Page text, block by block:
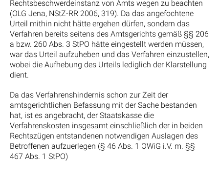
Rechtsbeschwerdeinstanz von Amts wegen zu beachten
(OLG Jena, NStZ-RR 2006, 319). Da das angefochtene
Urteil mithin nicht hätte ergehen dürfen, sondern das
Verfahren bereits seitens des Amtsgerichts gemäß §§ 206
a bzw. 260 Abs. 3 StPO hätte eingestellt werden müssen,
war das Urteil aufzuheben und das Verfahren einzustellen,
wobei die Aufhebung des Urteils lediglich der Klarstellung
dient.
Da das Verfahrenshindernis schon zur Zeit der
amtsgerichtlichen Befassung mit der Sache bestanden
hat, ist es angebracht, der Staatskasse die
Verfahrenskosten insgesamt einschließlich der in beiden
Rechtszügen entstandenen notwendigen Auslagen des
Betroffenen aufzuerlegen (§ 46 Abs. 1 OWiG i.V. m. §§
467 Abs. 1 StPO)